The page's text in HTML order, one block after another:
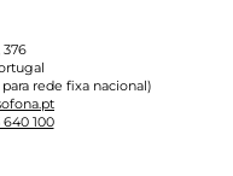
376
rede fixa nacional)
640 100